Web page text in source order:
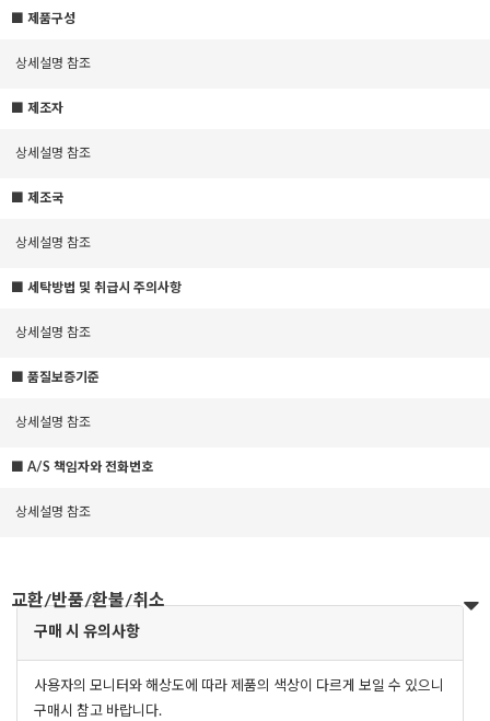
■ 제품구성
상세설명 참조
■ 제조자
상세설명 참조
■ 제조국
상세설명 참조
■ 세탁방법 및 취급시 주의사항
상세설명 참조
■ 품질보증기준
상세설명 참조
■ A/S 책임자와 전화번호
상세설명 참조
교환/반품/환불/취소
구매 시 유의사항
사용자의 모니터와 해상도에 따라 제품의 색상이 다르게 보일 수 있으니
구매시 참고 바랍니다.